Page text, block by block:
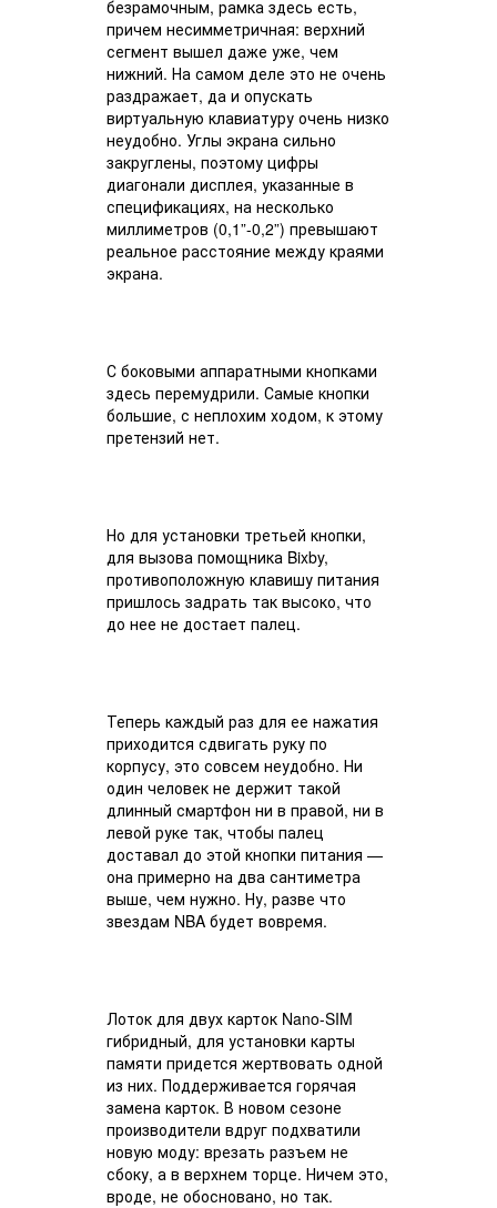
безрамочным, рамка здесь есть,
причем несимметричная: верхний
сегмент вышел даже уже, чем
нижний. На самом деле это не очень
раздражает, да и опускать
виртуальную клавиатуру очень низко
неудобно. Углы экрана сильно
закруглены, поэтому цифры
диагонали дисплея, указанные в
спецификациях, на несколько
миллиметров (0,1”-0,2”) превышают
реальное расстояние между краями
экрана.
С боковыми аппаратными кнопками
здесь перемудрили. Самые кнопки
большие, с неплохим ходом, к этому
претензий нет.
Но для установки третьей кнопки,
для вызова помощника Bixby,
противоположную клавишу питания
пришлось задрать так высоко, что
до нее не достает палец.
Теперь каждый раз для ее нажатия
приходится сдвигать руку по
корпусу, это совсем неудобно. Ни
один человек не держит такой
длинный смартфон ни в правой, ни в
левой руке так, чтобы палец
доставал до этой кнопки питания —
она примерно на два сантиметра
выше, чем нужно. Ну, разве что
звездам NBA будет вовремя.
Лоток для двух карток Nano-SIM
гибридный, для установки карты
памяти придется жертвовать одной
из них. Поддерживается горячая
замена карток. В новом сезоне
производители вдруг подхватили
новую моду: врезать разъем не
сбоку, а в верхнем торце. Ничем это,
вроде, не обосновано, но так.